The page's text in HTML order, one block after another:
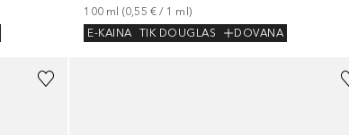
100 ml (0,55 € / 1 ml )
E-KAINA
TIK DOUGLAS DOVANA